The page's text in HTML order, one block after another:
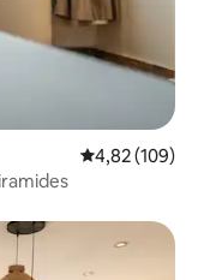
Gemiddelde
4,82 (109)